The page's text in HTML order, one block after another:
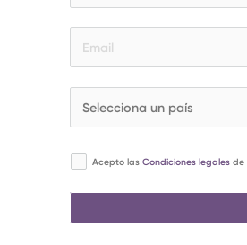
Acepto las Condiciones legalesde